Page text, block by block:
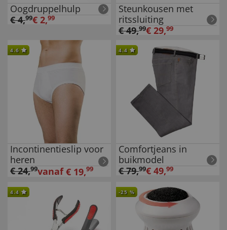
Oogdruppelhulp
€4,99€ 2,99
Steunkousen met
ritssluiting
€49,99€ 29,99
4.6
Incontinentieslip voor
heren
€24,99vanaf € 19,99
4.4
Comfortjeans in
buikmodel
€79,99€ 49,99
4.4 -25 %